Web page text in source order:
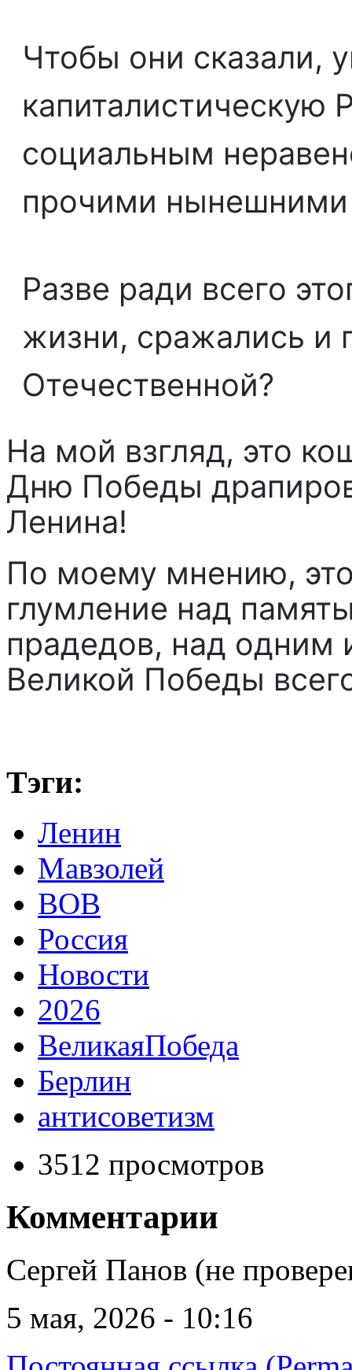
Чтобы они сказали,
капиталистическую
социальным
прочими
Разве ради всего
жизни, сражались и
Отечественной?
На мой взгляд, это
Дню Победы
Ленина!
По моему мнению,
глумление над
прадедов, над одним
Великой Победы
Тэги:
Ленин
Мавзолей
ВОВ
Россия
Новости
2026
ВеликаяПобеда
Берлин
антисоветизм
3512 просмотров
Комментарии
Сергей Панов (не
5 мая, 2026 - 10:16